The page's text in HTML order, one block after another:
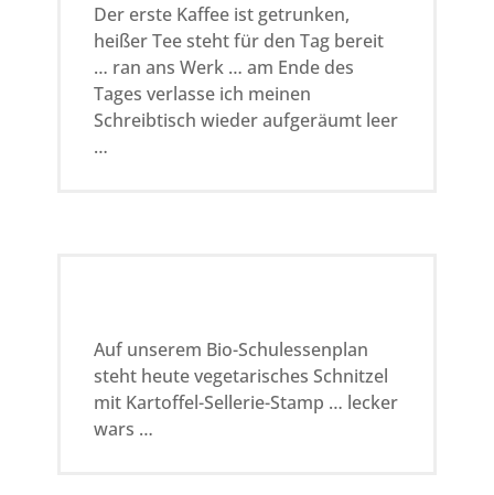
Der erste Kaffee ist getrunken,
heißer Tee steht für den Tag bereit
… ran ans Werk … am Ende des
Tages verlasse ich meinen
Schreibtisch wieder aufgeräumt leer
…
Auf unserem Bio-Schulessenplan
steht heute vegetarisches Schnitzel
mit Kartoffel-Sellerie-Stamp … lecker
wars …